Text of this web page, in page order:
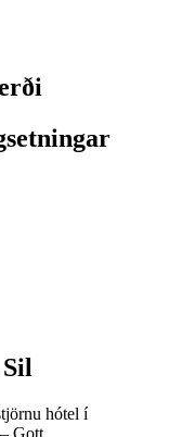
hótel í
Gott.